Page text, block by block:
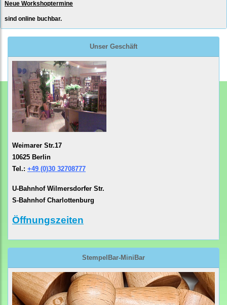
Neue Workshoptermine
sind online buchbar.
Unser Geschäft
Weimarer Str.17
10625 Berlin
Tel.: +49 (0)30 32708777
U-Bahnhof Wilmersdorfer Str.
S-Bahnhof Charlottenburg
Öffnungszeiten
StempelBar-MiniBar